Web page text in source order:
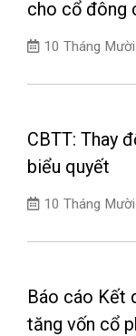
cho cổ đông
10 Tháng
CBTT: Thay
biểu quyết
10 Tháng
Báo cáo Kết
tăng vốn cổ